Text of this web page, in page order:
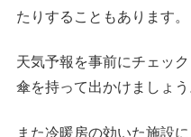
たりすることもあります。
天気予報を事前にチェッ
傘を持って出かけましょう
また冷暖房の効いた施設